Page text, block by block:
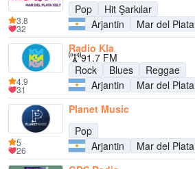
Pop
Hit Şarkılar
Arjantin
Mar del Plata
3.8
32
Radio Kla
91.7 FM
Rock
Blues
Reggae
Arjantin
Mar del Plata
4.9
31
Planet Music
Pop
Arjantin
Mar del Plata
5
26